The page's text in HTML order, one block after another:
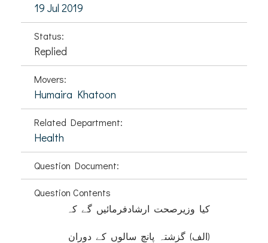
19 Jul 2019
Status:
Replied
Movers:
Humaira Khatoon
Related Department:
Health
Question Document:
Question Contents
کیا وزیرصحت ارشادفرمائیں گے کہ
(الف) گزشتہ پانچ سالوں کے دوران